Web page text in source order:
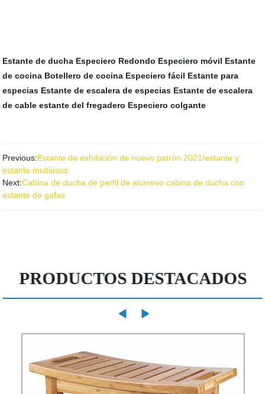
Estante de ducha Especiero Redondo Especiero móvil Estante
de cocina Botellero de cocina Especiero fácil Estante para
especias Estante de escalera de especias Estante de escalera
de cable estante del fregadero Especiero colgante
Previous:Estante de exhibición de nuevo patrón 2021/estante y
estante multiusos
Next:Cabina de ducha de perfil de aluminio cabina de ducha con
estante de gafas
PRODUCTOS DESTACADOS